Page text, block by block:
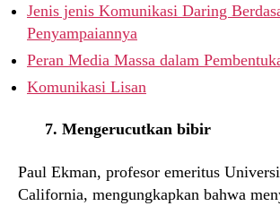
Jenis jenis Komunikasi Daring
Penyampaiannya
Peran Media Massa dalam
Komunikasi Lisan
7. Mengerucutkan bibir
Paul Ekman, profesor emeritus
California, mengungkapkan bahwa